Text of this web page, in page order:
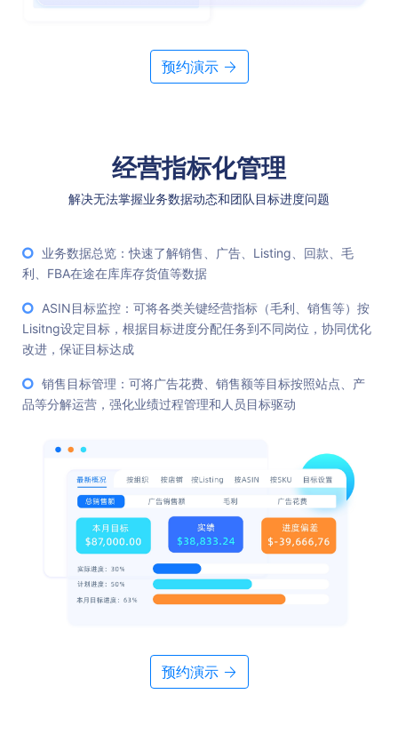
预约演示
经营指标化管理
解决无法掌握业务数据动态和团队目标进度问题
业务数据总览：快速了解销售、广告、Listing、回款、毛
利、FBA在途在库库存货值等数据
ASIN目标监控：可将各类关键经营指标（毛利、销售等）按
Lisitng设定目标，根据目标进度分配任务到不同岗位，协同优化
改进，保证目标达成
销售目标管理：可将广告花费、销售额等目标按照站点、产
品等分解运营，强化业绩过程管理和人员目标驱动
预约演示